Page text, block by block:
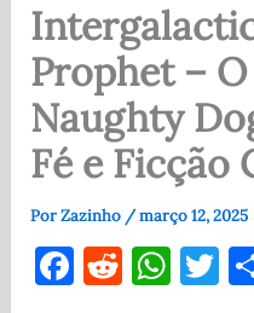
Prophet –
Naughty
Fé e Ficção
PorZazinho /março 12, 2025
F R WT